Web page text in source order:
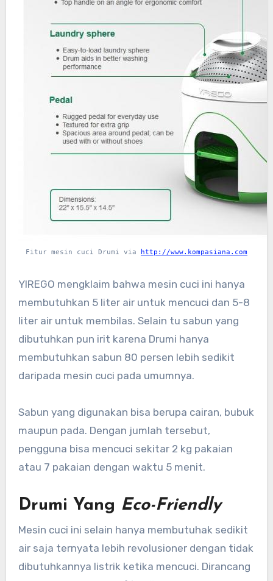
Fitur mesin cuci Drumi via http://www.kompasiana.com
YIREGO mengklaim bahwa mesin cuci ini hanya
membutuhkan 5 liter air untuk mencuci dan 5-8
liter air untuk membilas. Selain tu sabun yang
dibutuhkan pun irit karena Drumi hanya
membutuhkan sabun 80 persen lebih sedikit
daripada mesin cuci pada umumnya.
Sabun yang digunakan bisa berupa cairan, bubuk
maupun pada. Dengan jumlah tersebut,
pengguna bisa mencuci sekitar 2 kg pakaian
atau 7 pakaian dengan waktu 5 menit.
Drumi Yang Eco-Friendly
Mesin cuci ini selain hanya membutuhak sedikit
air saja ternyata lebih revolusioner dengan tidak
dibutuhkannya listrik ketika mencuci. Dirancang